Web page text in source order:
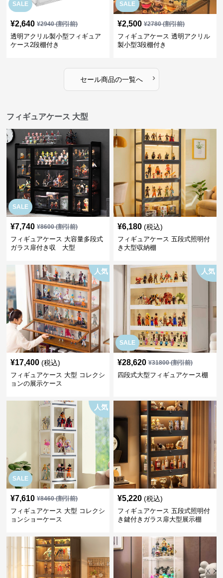
SALE
¥2,640 ¥2940(割引前)
透明アクリル製小型フィギュア
ケース2段棚付き
SALE
¥2,500 ¥2780(割引前)
フィギュアケース 透明アクリル
製小型3段棚付き
セール商品の一覧へ ›
フィギュアケース 大型
SALE
¥7,740 ¥8600(割引前)
フィギュアケース 大容量多段式
ガラス扉付き収 大型
¥6,180 (税込)
フィギュアケース 五段式照明付
き大型収納棚
人気
¥17,400 (税込)
フィギュアケース 大型 コレクシ
ョンの展示ケース
SALE
人気
¥28,620 ¥31800(割引前)
四段式大型フィギュアケース棚
SALE
人気
¥7,610 ¥8460(割引前)
フィギュアケース 大型 コレクシ
ョンショーケース
¥5,220 (税込)
フィギュアケース 五段式照明付
き鍵付きガラス扉大型展示棚